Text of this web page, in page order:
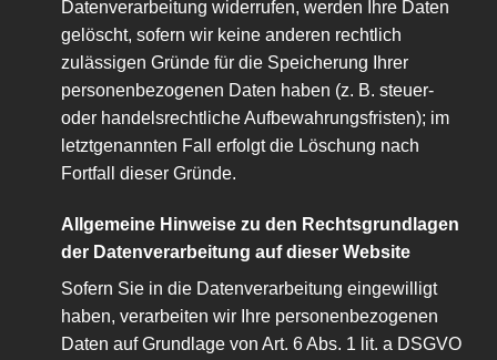
Datenverarbeitung widerrufen, werden Ihre Daten
gelöscht, sofern wir keine anderen rechtlich
zulässigen Gründe für die Speicherung Ihrer
personenbezogenen Daten haben (z. B. steuer-
oder handelsrechtliche Aufbewahrungsfristen); im
letztgenannten Fall erfolgt die Löschung nach
Fortfall dieser Gründe.
Allgemeine Hinweise zu den Rechtsgrundlagen
der Datenverarbeitung auf dieser Website
Sofern Sie in die Datenverarbeitung eingewilligt
haben, verarbeiten wir Ihre personenbezogenen
Daten auf Grundlage von Art. 6 Abs. 1 lit. a DSGVO